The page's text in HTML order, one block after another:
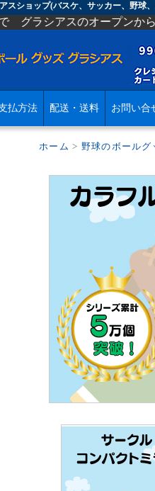
ショップ(バスケ、サッカー、野球
プンから １２年目とな
払方法 配送・送料 お問い合
ホーム > 野球のボールグ